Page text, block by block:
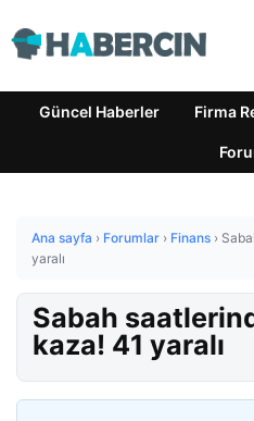
Güncel Haberler Firma
Ana sayfa › Forumlar › Finans ›
yaralı
Sabah
kaza! 41 yaralı